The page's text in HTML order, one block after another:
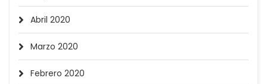
Abril 2020
Marzo 2020
Febrero 2020